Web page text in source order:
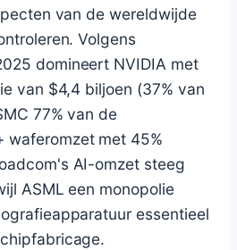
van de wereldwijde
Volgens
domineert NVIDIA met
van $4,4 biljoen (37% van
77% van de
waferomzet met 45%
AI-omzet steeg
ASML een monopolie
essentieel